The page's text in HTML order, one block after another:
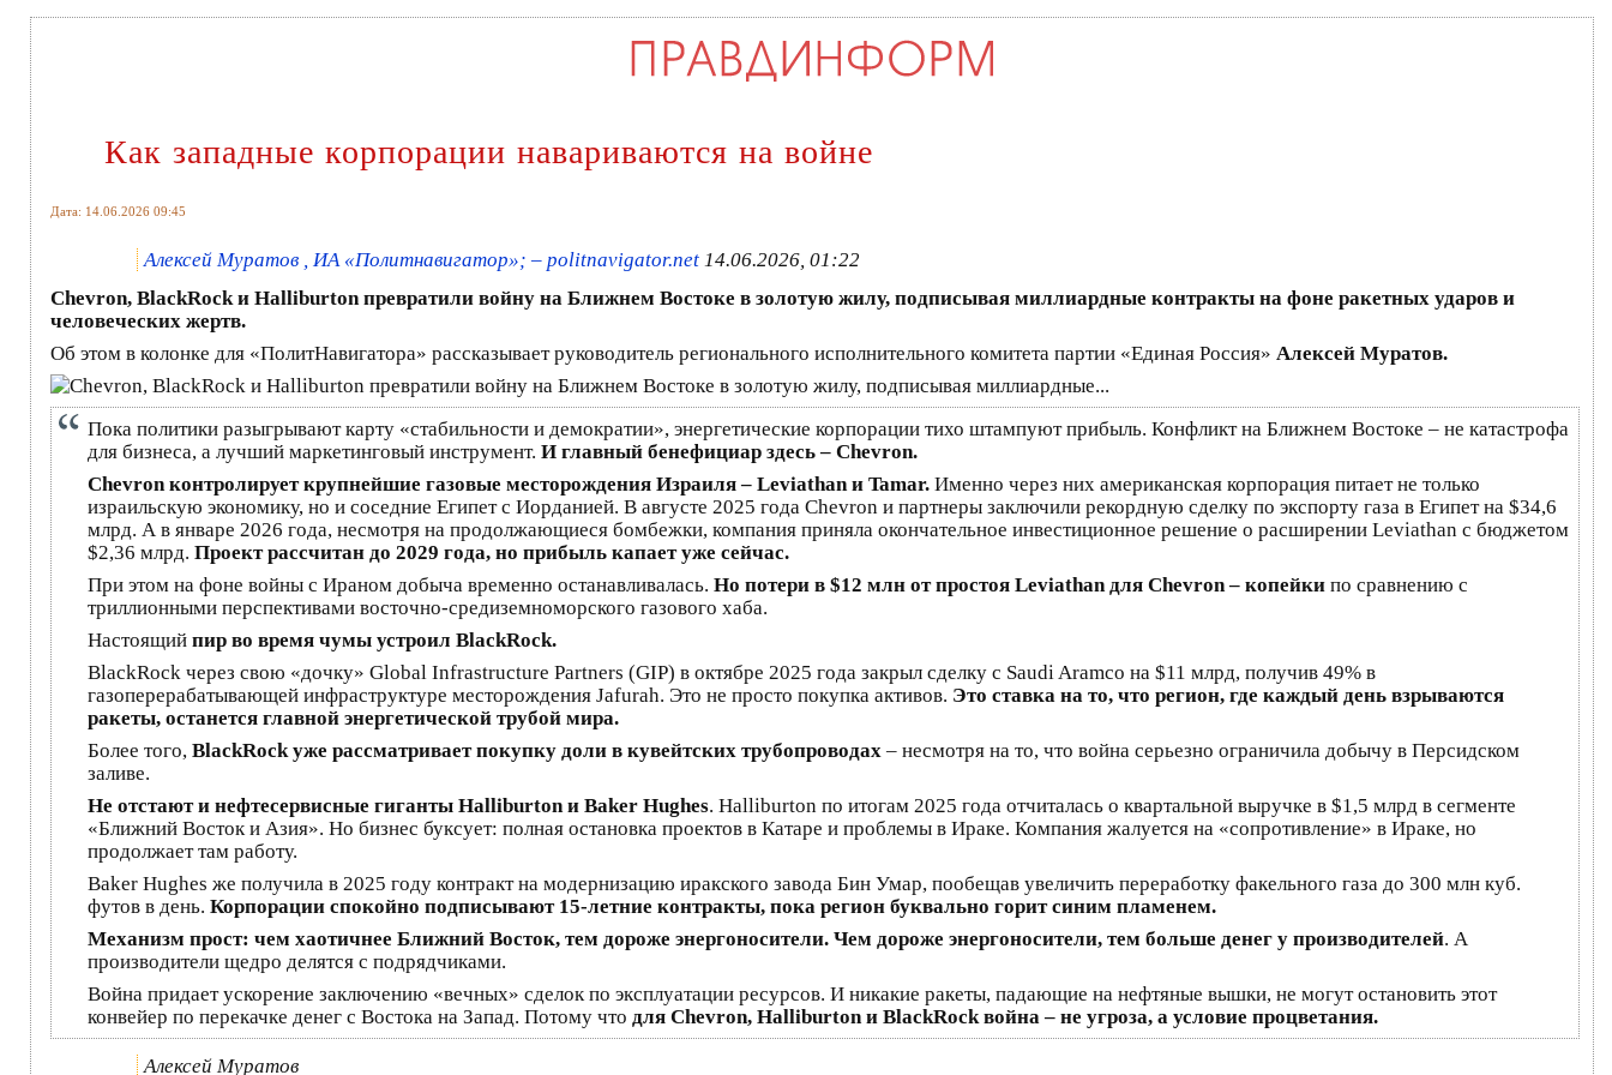
Как западные корпорации навариваются на войне
Дата: 14.06.2026 09:45
Алексей Муратов , ИА «Политнавигатор»; – politnavigator.net 14.06.2026, 01:22
Chevron, BlackRock и Halliburton превратили войну на Ближнем Востоке в золотую жилу, подписывая миллиардные контракты на фоне ракетных ударов и
человеческих жертв.
Об этом в колонке для «ПолитНавигатора» рассказывает руководитель регионального исполнительного комитета партии «Единая Россия» Алексей Муратов.
Пока политики разыгрывают карту «стабильности и демократии», энергетические корпорации тихо штампуют прибыль. Конфликт на Ближнем Востоке – не катастрофа
для бизнеса, а лучший маркетинговый инструмент. И главный бенефициар здесь – Chevron.
Chevron контролирует крупнейшие газовые месторождения Израиля – Leviathan и Tamar. Именно через них американская корпорация питает не только
израильскую экономику, но и соседние Египет с Иорданией. В августе 2025 года Chevron и партнеры заключили рекордную сделку по экспорту газа в Египет на $34,6
млрд. А в январе 2026 года, несмотря на продолжающиеся бомбежки, компания приняла окончательное инвестиционное решение о расширении Leviathan с бюджетом
$2,36 млрд. Проект рассчитан до 2029 года, но прибыль капает уже сейчас.
При этом на фоне войны с Ираном добыча временно останавливалась. Но потери в $12 млн от простоя Leviathan для Chevron – копейки по сравнению с
триллионными перспективами восточно-средиземноморского газового хаба.
Настоящий пир во время чумы устроил BlackRock.
BlackRock через свою «дочку» Global Infrastructure Partners (GIP) в октябре 2025 года закрыл сделку с Saudi Aramco на $11 млрд, получив 49% в
газоперерабатывающей инфраструктуре месторождения Jafurah. Это не просто покупка активов. Это ставка на то, что регион, где каждый день взрываются
ракеты, останется главной энергетической трубой мира.
Более того, BlackRock уже рассматривает покупку доли в кувейтских трубопроводах – несмотря на то, что война серьезно ограничила добычу в Персидском
заливе.
Не отстают и нефтесервисные гиганты Halliburton и Baker Hughes. Halliburton по итогам 2025 года отчиталась о квартальной выручке в $1,5 млрд в сегменте
«Ближний Восток и Азия». Но бизнес буксует: полная остановка проектов в Катаре и проблемы в Ираке. Компания жалуется на «сопротивление» в Ираке, но
продолжает там работу.
Baker Hughes же получила в 2025 году контракт на модернизацию иракского завода Бин Умар, пообещав увеличить переработку факельного газа до 300 млн куб.
футов в день. Корпорации спокойно подписывают 15-летние контракты, пока регион буквально горит синим пламенем.
Механизм прост: чем хаотичнее Ближний Восток, тем дороже энергоносители. Чем дороже энергоносители, тем больше денег у производителей. А
производители щедро делятся с подрядчиками.
Война придает ускорение заключению «вечных» сделок по эксплуатации ресурсов. И никакие ракеты, падающие на нефтяные вышки, не могут остановить этот
конвейер по перекачке денег с Востока на Запад. Потому что для Chevron, Halliburton и BlackRock война – не угроза, а условие процветания.
Алексей Муратов